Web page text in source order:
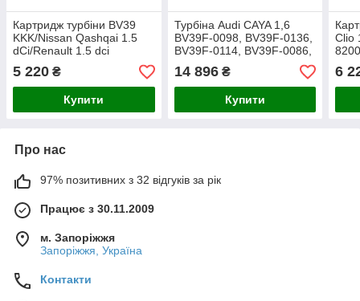
Картридж турбіни BV39
KKK/Nissan Qashqai 1.5
dCi/Renault 1.5 dci
5 220 ₴
Купити
Турбіна Audi CAYA 1,6
BV39F-0098, BV39F-0136,
BV39F-0114, BV39F-0086,
54399880098,
54399700098,
54399880086,
54399700086
14 896₴
Купити
Clio
6
Про нас
97% позитивних з 32 відгуків за рік
Працює з 30.11.2009
м. Запоріжжя
Запоріжжя, Україна
Контакти